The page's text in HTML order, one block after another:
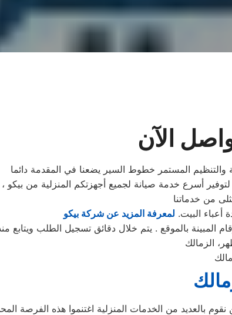
الآن
والتنظيم المستمر خطوط السير يضعنا في المقدمة دائما
أسرع خدمة صيانة لجميع أجهزتكم المنزلية من بيكو
البيت. لمعرفة المزيد عن شركة بيكو
الزمالك
بالعديد من الخدمات المنزلية اغتنموا هذه الفرصة